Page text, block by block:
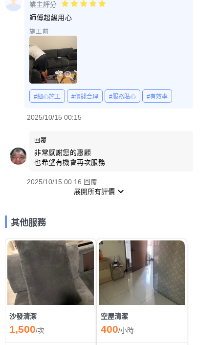
業主評分
師傅超級用心
施工前
#細心施工 #價錢合理 #服務貼心 #有效率
2025/10/15 00:15
回覆
非常感謝您的惠顧
也希望有機會再次服務
2025/10/15 00:16 回覆
展開所有評價
其他服務
沙發清潔
1,500/次
空屋清潔
400/小時